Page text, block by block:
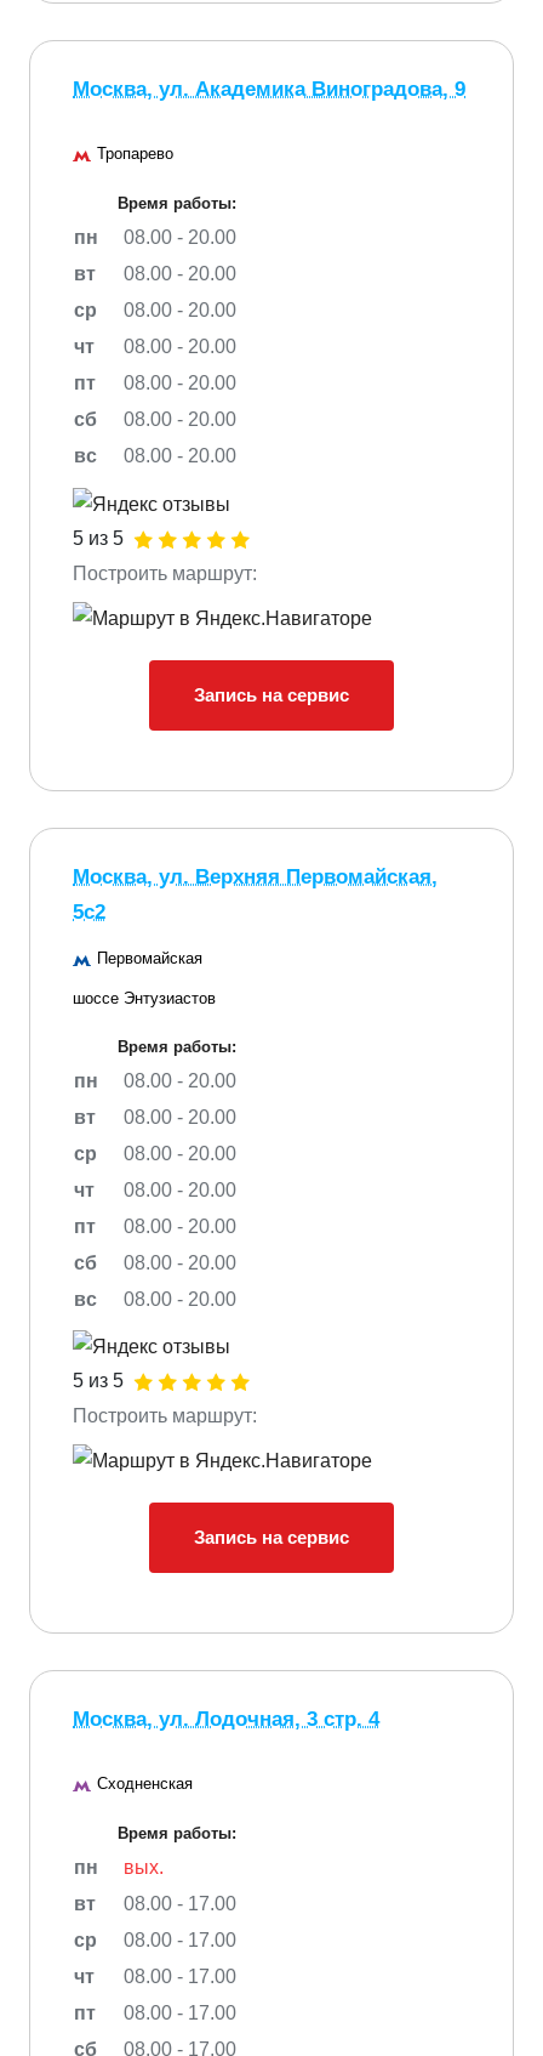
Москва, ул. Академика Виноградова, 9
Тропарево
Время работы:
пн
08.00 - 20.00
вт
08.00 - 20.00
ср
08.00 - 20.00
чт
08.00 - 20.00
пт
08.00 - 20.00
сб
08.00 - 20.00
вс
08.00 - 20.00
5 из 5
Построить маршрут:
Запись на сервис
Москва, ул. Верхняя Первомайская,
5с2
Первомайская
шоссе Энтузиастов
Время работы:
пн
08.00 - 20.00
вт
08.00 - 20.00
ср
08.00 - 20.00
чт
08.00 - 20.00
пт
08.00 - 20.00
сб
08.00 - 20.00
вс
08.00 - 20.00
5 из 5
Построить маршрут:
Запись на сервис
Москва, ул. Лодочная, 3 стр. 4
Сходненская
Время работы:
пн
вых.
вт
08.00 - 17.00
ср
08.00 - 17.00
чт
08.00 - 17.00
пт
08.00 - 17.00
сб
08.00 - 17.00